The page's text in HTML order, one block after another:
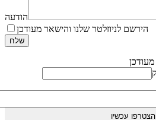
הודעה
לניוזלטר שלנו והישאר מעודכן